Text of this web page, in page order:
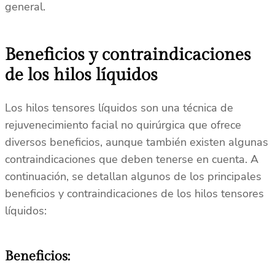
general.
Beneficios y contraindicaciones
de los hilos líquidos
Los hilos tensores líquidos son una técnica de
rejuvenecimiento facial no quirúrgica que ofrece
diversos beneficios, aunque también existen algunas
contraindicaciones que deben tenerse en cuenta. A
continuación, se detallan algunos de los principales
beneficios y contraindicaciones de los hilos tensores
líquidos:
Beneficios: